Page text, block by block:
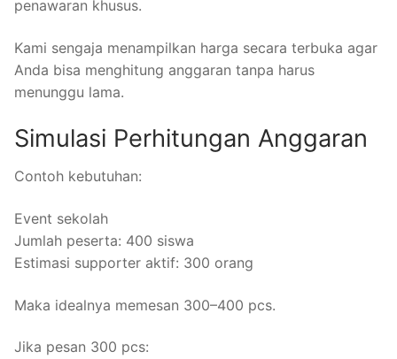
penawaran khusus.
Kami sengaja menampilkan harga secara terbuka agar
Anda bisa menghitung anggaran tanpa harus
menunggu lama.
Simulasi Perhitungan Anggaran
Contoh kebutuhan:
Event sekolah
Jumlah peserta: 400 siswa
Estimasi supporter aktif: 300 orang
Maka idealnya memesan 300–400 pcs.
Jika pesan 300 pcs: